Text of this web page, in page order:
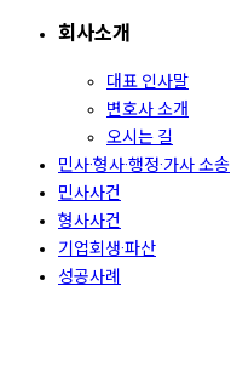
회사소개
대표 인사말
변호사 소개
오시는 길
민사·형사·행정·가사 소송
민사사건
형사사건
기업회생·파산
성공사례